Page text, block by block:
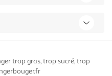
trop gras, trop sucré, trop